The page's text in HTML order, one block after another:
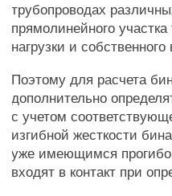
трубопроводах
прямолинейного
нагрузки и
Поэтому для расчета
дополнительно
с учетом
изгибной жесткости
уже имеющимся
входят в контакт при